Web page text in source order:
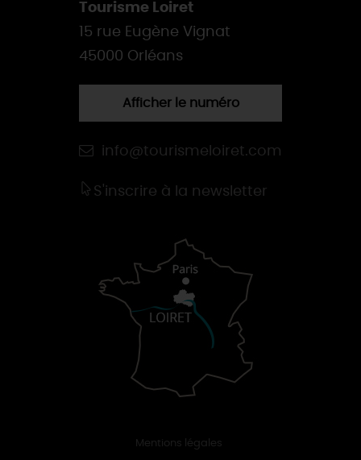
Tourisme Loiret
15 rue Eugène Vignat
45000 Orléans
Afficher le numéro
info@tourismeloiret.com
S'inscrire à la newsletter
Mentions légales